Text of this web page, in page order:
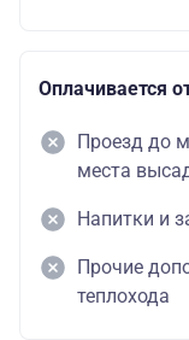
Оплачивается
Проезд до
места
Напитки и
Прочие
теплохода